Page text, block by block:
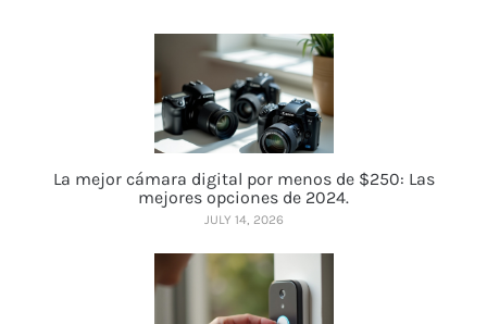
La mejor cámara digital por menos de $250: Las
mejores opciones de 2024.
JULY 14, 2026